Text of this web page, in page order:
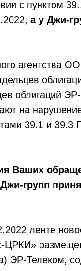
с пунктом
а у Джи-
агентства
облигаций
на
39.1 и 39.3
Ваших
групп
ленте
ЦРКИ»
ЭР-Телеком,